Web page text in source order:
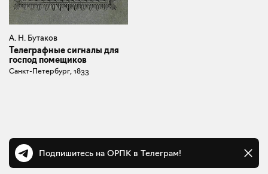
А. Н. Бутаков
Телеграфные сигналы для
господ помещиков
Санкт-Петербург, 1833
Подпишитесь на ОРПК в Телеграм!